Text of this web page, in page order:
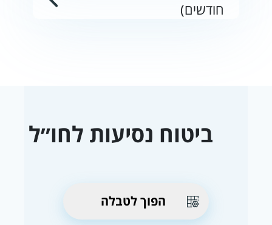
חודשים)
הפוך לטבלה
ביטוח נסיעות לחו״ל